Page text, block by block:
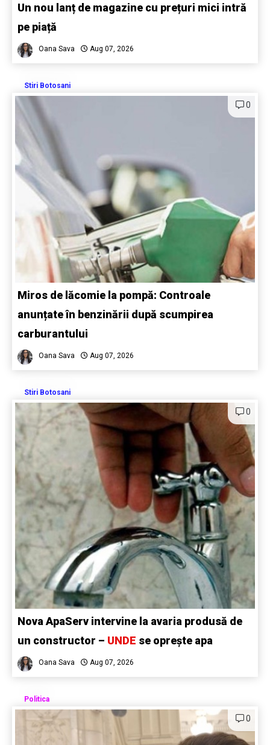
Un nou lanț de magazine cu prețuri mici intră
pe piață
Oana Sava Aug 07, 2026
Stiri Botosani
0
Miros de lăcomie la pompă: Controale
anunțate în benzinării după scumpirea
carburantului
Oana Sava Aug 07, 2026
Stiri Botosani
0
Nova ApaServ intervine la avaria produsă de
un constructor – UNDE se oprește apa
Oana Sava Aug 07, 2026
Politica
0